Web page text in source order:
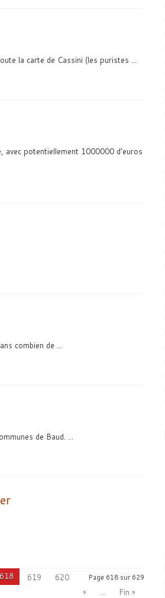
la carte de Cassini (les puristes ...
avec potentiellement 1000000 d’euros
combien de ...
de Baud. ...
Page 618 sur 629
618 619
620
»
... Fin »